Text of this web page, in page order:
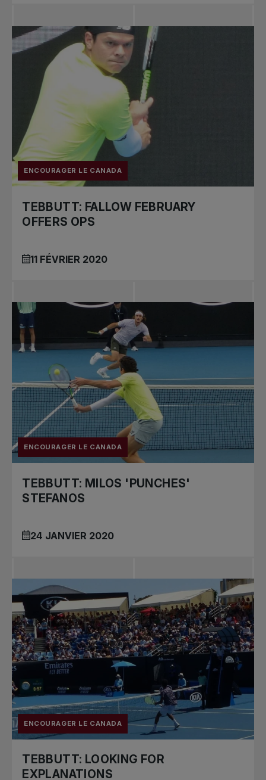
ENCOURAGER LE CANADA
TEBBUTT: FALLOW FEBRUARY
OFFERS OPS
11 FÉVRIER 2020
ENCOURAGER LE CANADA
TEBBUTT: MILOS 'PUNCHES'
STEFANOS
24 JANVIER 2020
ENCOURAGER LE CANADA
TEBBUTT: LOOKING FOR
EXPLANATIONS